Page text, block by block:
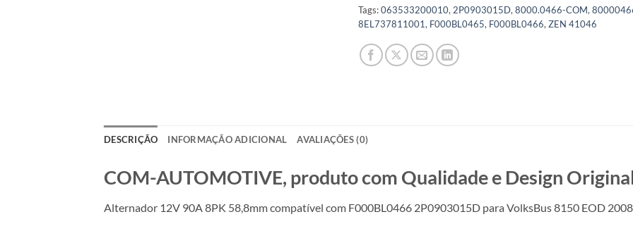
Tags:063533200010, 2P0903015D, 8000.0466-COM,
8EL737811001, F000BL0465, F000BL0466, ZEN 41046
DESCRIÇÃO INFORMAÇÃO ADICIONAL AVALIAÇÕES (0)
COM-AUTOMOTIVE, produto com Qualidade e Design
Alternador 12V 90A 8PK 58,8mm compatível com F000BL0466 2P0903015D para VolksBus 8150 EOD